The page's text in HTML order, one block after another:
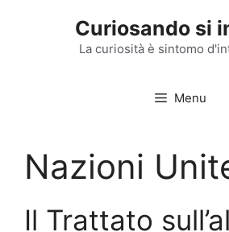
Curiosando si
La curiosità è sintomo
Menu
Nazioni
Il Trattato